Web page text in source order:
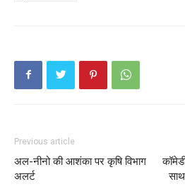
Previous article
अल-नीनो की आशंका पर कृषि विभाग
अलर्ट